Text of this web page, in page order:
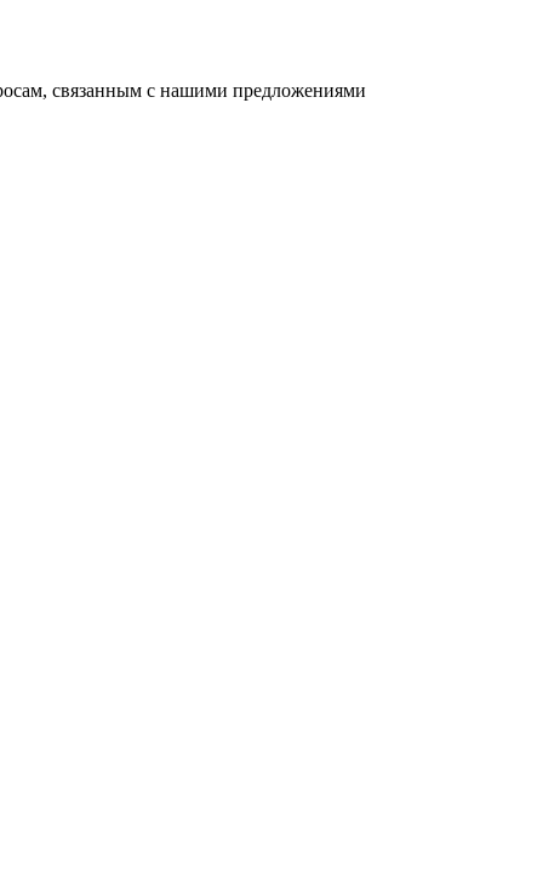
связанным с нашими предложениями